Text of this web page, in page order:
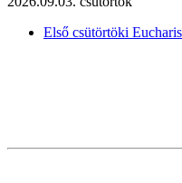
Első csütörtöki